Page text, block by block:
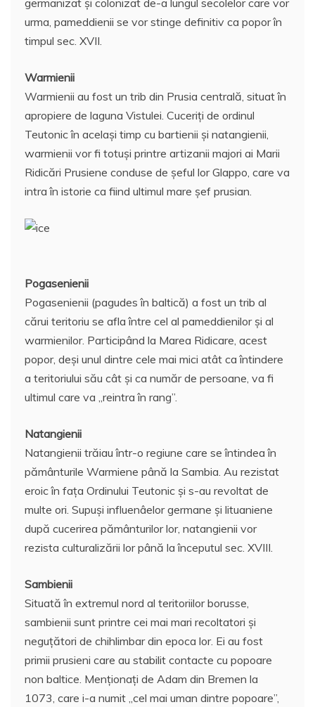
germanizat şi colonizat de-a lungul secolelor care vor
urma, pameddienii se vor stinge definitiv ca popor în
timpul sec. XVII.
Warmienii
Warmienii au fost un trib din Prusia centrală, situat în
apropiere de laguna Vistulei. Cuceriţi de ordinul
Teutonic în acelaşi timp cu bartienii şi natangienii,
warmienii vor fi totuşi printre artizanii majori ai Marii
Ridicări Prusiene conduse de şeful lor Glappo, care va
intra în istorie ca fiind ultimul mare şef prusian.
Pogasenienii
Pogasenienii (pagudes în baltică) a fost un trib al
cărui teritoriu se afla între cel al pameddienilor şi al
warmienilor. Participând la Marea Ridicare, acest
popor, deşi unul dintre cele mai mici atât ca întindere
a teritoriului său cât şi ca număr de persoane, va fi
ultimul care va „reintra în rang”.
Natangienii
Natangienii trăiau într-o regiune care se întindea în
pământurile Warmiene până la Sambia. Au rezistat
eroic în faţa Ordinului Teutonic şi s-au revoltat de
multe ori. Supuşi influenâelor germane şi lituaniene
după cucerirea pământurilor lor, natangienii vor
rezista culturalizării lor până la începutul sec. XVIII.
Sambienii
Situată în extremul nord al teritoriilor borusse,
sambienii sunt printre cei mai mari recoltatori şi
neguţători de chihlimbar din epoca lor. Ei au fost
primii prusieni care au stabilit contacte cu popoare
non baltice. Menţionaţi de Adam din Bremen la
1073, care i-a numit „cel mai uman dintre popoare”,